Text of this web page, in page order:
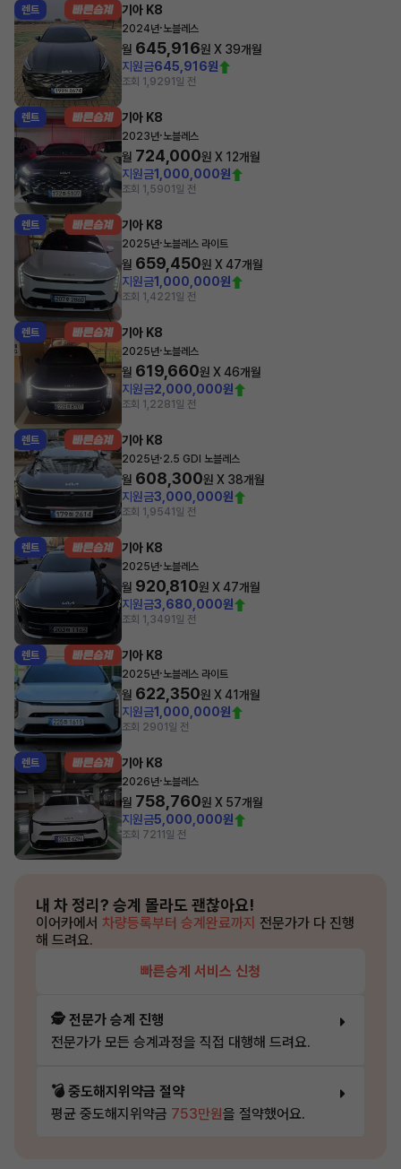
렌트 기아 K8
2024년·노블레스
월 645,916원 X 39개월
지원금645,916원
조회 1,9291일 전
렌트 기아 K8
2023년·노블레스
월 724,000원 X 12개월
지원금1,000,000원
조회 1,5901일 전
렌트 기아 K8
2025년·노블레스 라이트
월 659,450원 X47개월
지원금1,000,000원
조회 1,4221일 전
렌트 기아 K8
2025년·노블레스
월 619,660원 X46개월
지원금2,000,000원
조회 1,2281일 전
렌트 기아 K8
2025년·2.5 GDI 노블레스
월 608,300원 X 38개월
지원금3,000,000원
조회 1,9541일 전
렌트 기아 K8
2025년·노블레스
월 920,810원 X47개월
지원금3,680,000원
조회 1,3491일 전
렌트 기아 K8
2025년·노블레스 라이트
월 622,350원 X41개월
지원금1,000,000원
조회 2901일 전
렌트 기아 K8
2026년·노블레스
월 758,760원 X 57개월
지원금5,000,000원
조회 721 1일 전
내 차 정리? 승계 몰라도 괜찮아요!
이어카에서 차량등록부터 승계완료까지 전문가가 다 진행
해 드려요.
빠른승계 서비스 신청
🕵️ 전문가 승계 진행
전문가가 모든 승계과정을 직접 대행해 드려요.
💣 중도해지위약금 절약
평균 중도해지위약금 753만원을 절약했어요.